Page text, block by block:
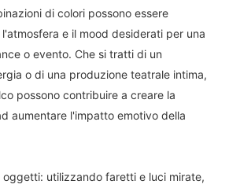
di colori possono essere
e il mood desiderati per una
o evento. Che si tratti di un
o di una produzione teatrale intima,
possono contribuire a creare la
aumentare l'impatto emotivo della
oggetti: utilizzando faretti e luci mirate,